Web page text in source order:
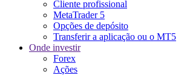
Cliente profissional
MetaTrader 5
Opções de depósito
Transferir a aplicação ou o MT5
Onde investir
Forex
Ações